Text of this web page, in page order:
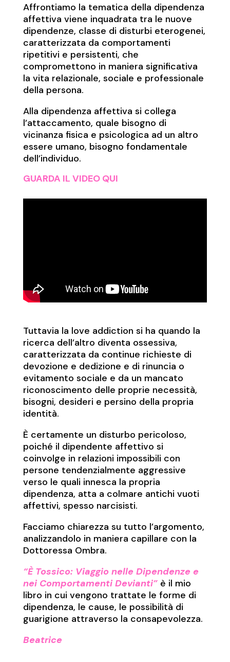
Affrontiamo la tematica della dipendenza
affettiva viene inquadrata tra le nuove
dipendenze, classe di disturbi eterogenei,
caratterizzata da comportamenti
ripetitivi e persistenti, che
compromettono in maniera significativa
la vita relazionale, sociale e professionale
della persona.
Alla dipendenza affettiva si collega
l’attaccamento, quale bisogno di
vicinanza fisica e psicologica ad un altro
essere umano, bisogno fondamentale
dell’individuo.
GUARDA IL VIDEO QUI
Tuttavia la love addiction si ha quando la
ricerca dell’altro diventa ossessiva,
caratterizzata da continue richieste di
devozione e dedizione e di rinuncia o
evitamento sociale e da un mancato
riconoscimento delle proprie necessità,
bisogni, desideri e persino della propria
identità.
È certamente un disturbo pericoloso,
poiché il dipendente affettivo si
coinvolge in relazioni impossibili con
persone tendenzialmente aggressive
verso le quali innesca la propria
dipendenza, atta a colmare antichi vuoti
affettivi, spesso narcisisti.
Facciamo chiarezza su tutto l’argomento,
analizzandolo in maniera capillare con la
Dottoressa Ombra.
“È Tossico: Viaggio nelle Dipendenze e
nei Comportamenti Devianti”è il mio
libro in cui vengono trattate le forme di
dipendenza, le cause, le possibilità di
guarigione attraverso la consapevolezza.
Beatrice